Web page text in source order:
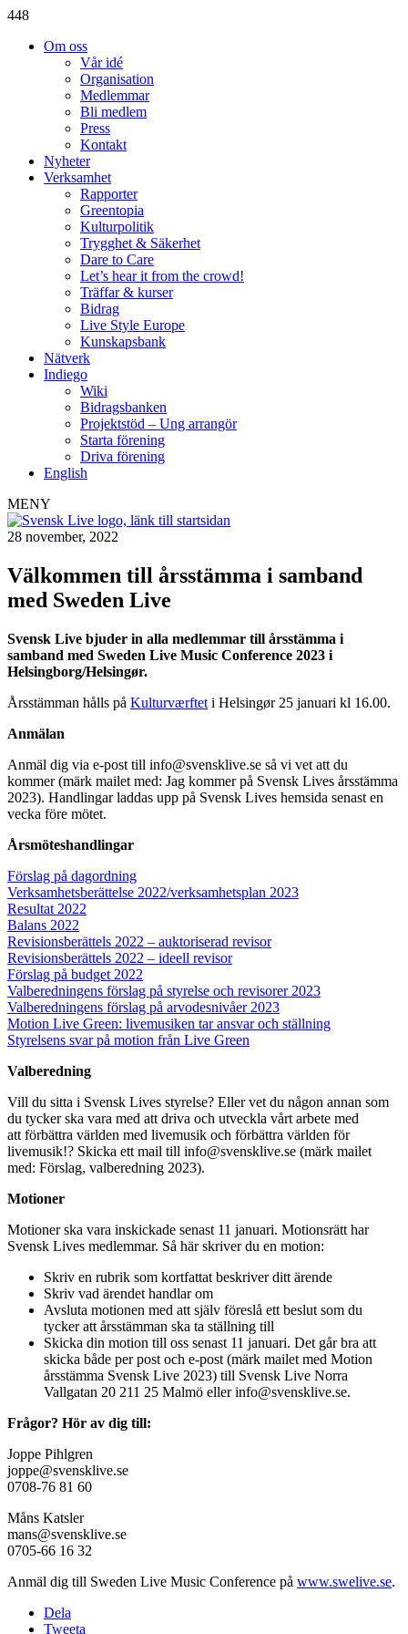
448
Om oss
Vår idé
Organisation
Medlemmar
Bli medlem
Press
Kontakt
Nyheter
Verksamhet
Rapporter
Greentopia
Kulturpolitik
Trygghet & Säkerhet
Dare to Care
Let’s hear it from the crowd!
Träffar & kurser
Bidrag
Live Style Europe
Kunskapsbank
Nätverk
Indiego
Wiki
Bidragsbanken
Projektstöd – Ung arrangör
Starta förening
Driva förening
English
MENY
28 november, 2022
Välkommen till årsstämma i samband
med Sweden Live
Svensk Live bjuder in alla medlemmar till årsstämma i
samband med Sweden Live Music Conference 2023 i
Helsingborg/Helsingør.
Årsstämman hålls på Kulturværftet i Helsingør 25 januari kl 16.00.
Anmälan
Anmäl dig via e-post till info@svensklive.se så vi vet att du
kommer (märk mailet med: Jag kommer på Svensk Lives årsstämma
2023). Handlingar laddas upp på Svensk Lives hemsida senast en
vecka före mötet.
Årsmöteshandlingar
Förslag på dagordning
Verksamhetsberättelse 2022/verksamhetsplan 2023
Resultat 2022
Balans 2022
Revisionsberättels 2022 – auktoriserad revisor
Revisionsberättels 2022 – ideell revisor
Förslag på budget 2022
Valberedningens förslag på styrelse och revisorer 2023
Valberedningens förslag på arvodesnivåer 2023
Motion Live Green: livemusiken tar ansvar och ställning
Styrelsens svar på motion från Live Green
Valberedning
Vill du sitta i Svensk Lives styrelse? Eller vet du någon annan som
du tycker ska vara med att driva och utveckla vårt arbete med
att förbättra världen med livemusik och förbättra världen för
livemusik!? Skicka ett mail till info@svensklive.se (märk mailet
med: Förslag, valberedning 2023).
Motioner
Motioner ska vara inskickade senast 11 januari. Motionsrätt har
Svensk Lives medlemmar. Så här skriver du en motion:
Skriv en rubrik som kortfattat beskriver ditt ärende
Skriv vad ärendet handlar om
Avsluta motionen med att själv föreslå ett beslut som du
tycker att årsstämman ska ta ställning till
Skicka din motion till oss senast 11 januari. Det går bra att
skicka både per post och e-post (märk mailet med Motion
årsstämma Svensk Live 2023) till Svensk Live Norra
Vallgatan 20 211 25 Malmö ellerinfo@svensklive.se.
Frågor? Hör av dig till:
Joppe Pihlgren
joppe@svensklive.se
0708-76 81 60
Måns Katsler
mans@svensklive.se
0705-66 16 32
Anmäl dig till Sweden Live Music Conference på www.swelive.se.
Dela
Tweeta